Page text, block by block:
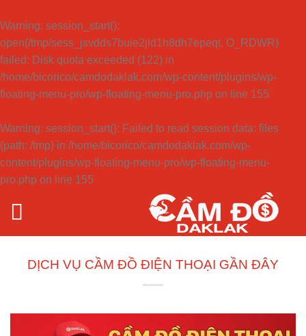
Warning: session_start():
open(/tmp/sess_jsvdds7buie2jld1h8dh7epeqt, O_RDWR)
failed: Disk quota exceeded (122) in
/home/bicorico/camdodaklak.com/wp-content/plugins/wp-
floating-menu-pro/wp-floating-menu-pro.php on line 155
Warning: session_start(): Failed to read session data: files
(path: /tmp) in /home/bicorico/camdodaklak.com/wp-
content/plugins/wp-floating-menu-pro/wp-floating-menu-
pro.php on line 155
DỊCH VỤ CẦM ĐỒ ĐIỆN THOẠI GẦN ĐÂY